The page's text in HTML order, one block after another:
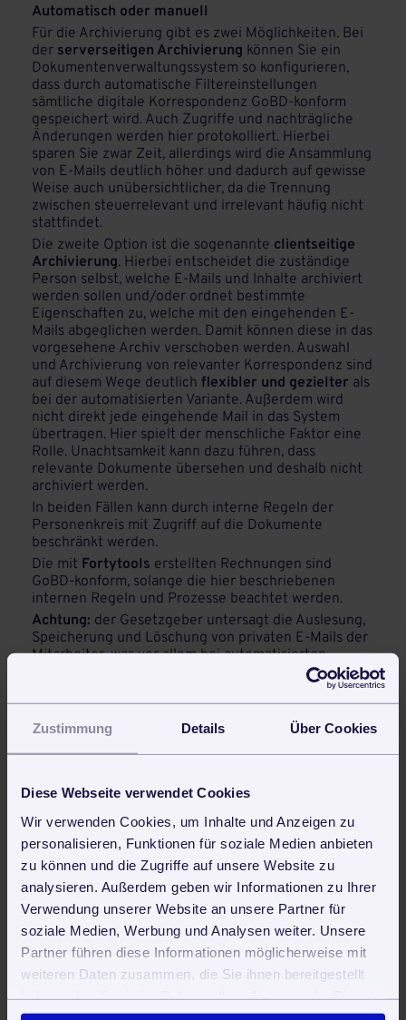
Zustimmung Details Über Cookies
Diese Webseite verwendet Cookies
Wir verwenden Cookies, um Inhalte und Anzeigen zu
personalisieren, Funktionen für soziale Medien anbieten
zu können und die Zugriffe auf unsere Website zu
analysieren. Außerdem geben wir Informationen zu Ihrer
Verwendung unserer Website an unsere Partner für
soziale Medien, Werbung und Analysen weiter. Unsere
Partner führen diese Informationen möglicherweise mit
weiteren Daten zusammen, die Sie ihnen bereitgestellt
Automatisch oder manuell
Für die Archivierung gibt es zwei Möglichkeiten. Bei
der serverseitigen Archivierung können Sie ein
Dokumentenverwaltungssystem so konfigurieren,
dass durch automatische Filtereinstellungen
sämtliche digitale Korrespondenz GoBD-konform
gespeichert wird. Auch Zugriffe und nachträgliche
Änderungen werden hier protokolliert. Hierbei
sparen Sie zwar Zeit, allerdings wird die Ansammlung
von E-Mails deutlich höher und dadurch auf gewisse
Weise auch unübersichtlicher, da die Trennung
zwischen steuerrelevant und irrelevant häufig nicht
stattfindet.
Die zweite Option ist die sogenannte clientseitige
Archivierung. Hierbei entscheidet die zuständige
Person selbst, welche E-Mails und Inhalte archiviert
werden sollen und/oder ordnet bestimmte
Eigenschaften zu, welche mit den eingehenden E-
Mails abgeglichen werden. Damit können diese in das
vorgesehene Archiv verschoben werden. Auswahl
und Archivierung von relevanter Korrespondenz sind
auf diesem Wege deutlich flexibler und gezielter als
bei der automatisierten Variante. Außerdem wird
nicht direkt jede eingehende Mail in das System
übertragen. Hier spielt der menschliche Faktor eine
Rolle. Unachtsamkeit kann dazu führen, dass
relevante Dokumente übersehen und deshalb nicht
archiviert werden.
In beiden Fällen kann durch interne Regeln der
Personenkreis mit Zugriff auf die Dokumente
beschränkt werden.
Die mit Fortytools erstellten Rechnungen sind
GoBD-konform, solange die hier beschriebenen
internen Regeln und Prozesse beachtet werden.
Achtung: der Gesetzgeber untersagt die Auslesung,
Speicherung und Löschung von privaten E-Mails der
Mitarbeiter, was vor allem bei automatisierten
Prozessen zu Problemen mit dem Recht auf
Datenschutz führen kann. Es wird daher dringendst
empfohlen entweder die Mischung von Privatem und
Geschäftlichem auf den Firmen-Accounts zu
untersagen oder aber auf clientbasierte Archivierung
zurückzugreifen.
Die GoBD gelten auch für elektronische
Kassenbücher. Zur müssen diese konform
gespeichert sein. Weshalb Sie bei einem
Ladengeschäft darauf achten müssen, dass Ihr
Kassensystem dazu in der Lage ist und
gegebenenfalls auf ein Neueres umstellen.
Alle weiteren Informationen sowie Aktualisierungen
der GoBD finden siehierundhier.